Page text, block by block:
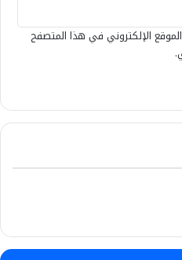
الإلكتروني في هذا المتصفح